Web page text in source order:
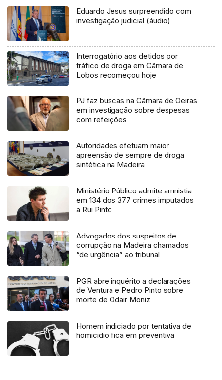
Eduardo Jesus surpreendido com
investigação judicial (áudio)
Interrogatório aos detidos por
tráfico de droga em Câmara de
Lobos recomeçou hoje
PJ faz buscas na Câmara de Oeiras
em investigação sobre despesas
com refeições
Autoridades efetuam maior
apreensão de sempre de droga
sintética na Madeira
Ministério Público admite amnistia
em 134 dos 377 crimes imputados
a Rui Pinto
Advogados dos suspeitos de
corrupção na Madeira chamados
“de urgência” ao tribunal
PGR abre inquérito a declarações
de Ventura e Pedro Pinto sobre
morte de Odair Moniz
Homem indiciado por tentativa de
homicídio fica em preventiva